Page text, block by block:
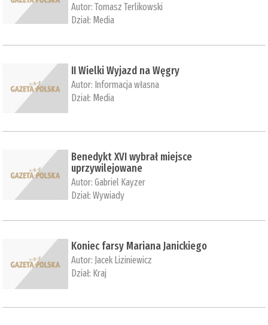
Autor:Tomasz Terlikowski
Dział: Media
II Wielki Wyjazd na Węgry
Autor: Informacja własna
Dział: Media
Benedykt XVI wybrał miejsce
uprzywilejowane
Autor:Gabriel Kayzer
Dział:Wywiady
Koniec farsy Mariana Janickiego
Autor: Jacek Liziniewicz
Dział: Kraj